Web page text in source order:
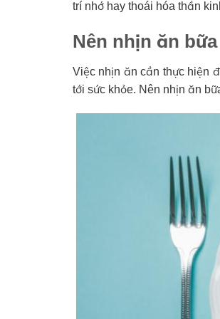
trí nhớ hay thoái hóa thần
Nên nhịn ăn
Việc nhịn ăn cần thực hiện
tới sức khỏe. Nên nhịn ăn